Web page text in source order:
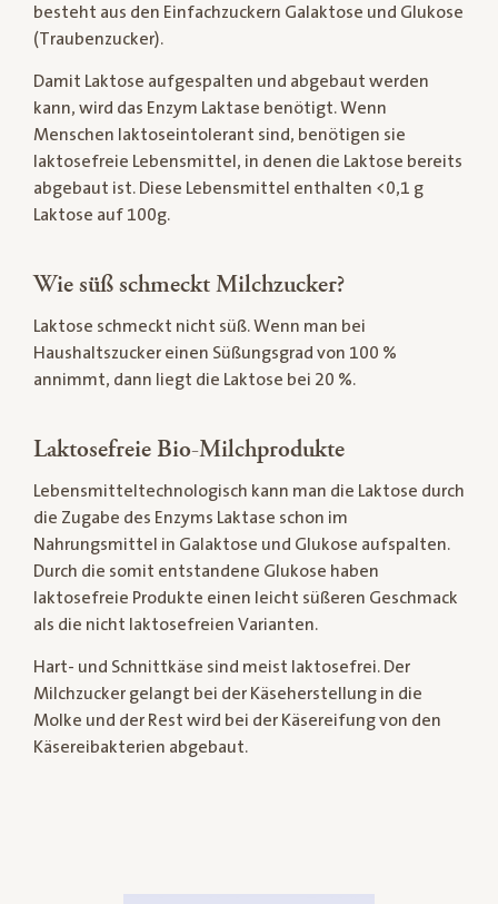
besteht aus den Einfachzuckern Galaktose und Glukose
(Traubenzucker).
Damit Laktose aufgespalten und abgebaut werden
kann, wird das Enzym Laktase benötigt. Wenn
Menschen laktoseintolerant sind, benötigen sie
laktosefreie Lebensmittel, in denen die Laktose bereits
abgebaut ist. Diese Lebensmittel enthalten <0,1 g
Laktose auf 100g.
Wie süß schmeckt Milchzucker?
Laktose schmeckt nicht süß. Wenn man bei
Haushaltszucker einen Süßungsgrad von 100 %
annimmt, dann liegt die Laktose bei 20 %.
Laktosefreie Bio-Milchprodukte
Lebensmitteltechnologisch kann man die Laktose durch
die Zugabe des Enzyms Laktase schon im
Nahrungsmittel in Galaktose und Glukose aufspalten.
Durch die somit entstandene Glukose haben
laktosefreie Produkte einen leicht süßeren Geschmack
als die nicht laktosefreien Varianten.
Hart- und Schnittkäse sind meist laktosefrei. Der
Milchzucker gelangt bei der Käseherstellung in die
Molke und der Rest wird bei der Käsereifung von den
Käsereibakterien abgebaut.